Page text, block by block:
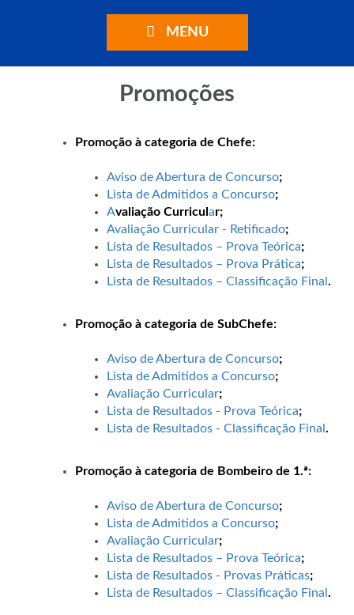
MENU
Promoções
Promoção à categoria de Chefe:
Aviso de Abertura de Concurso;
Lista de Admitidos a Concurso;
Avaliação Curricul ar;
Avaliação Curricular - Retificado;
Lista de Resultados – Prova Teórica;
Lista de Resultados – Prova Prática;
Lista de Resultados – Classificação Final .
Promoção à categoria de SubChefe:
Aviso de Abertura de Concurso;
Lista de Admitidos a Concurso;
Avaliação Curricular;
Lista de Resultados - Prova Teórica;
Lista de Resultados - Classificação Final .
Promoção à categoria de Bombeiro de 1.ª:
Aviso de Abertura de Concurso;
Lista de Admitidos a Concurso;
Avaliação Curricular;
Lista de Resultados – Prova Teórica;
Lista de Resultados - Provas Práticas;
Lista de Resultados – Classificação Final .